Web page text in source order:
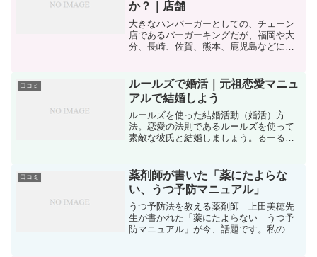
か？｜店舗
大きなハンバーガーとしての、チェーン
店であるバーガーキングだが、福岡や大
分、長崎、佐賀、熊本、鹿児島などにあ
ーガーキングの店舗一覧はこちら
口コミ
ルールズで婚活｜元祖恋愛マニュ
アルで結婚しよう
ルールズを使った結婚活動（婚活）方
法。恋愛の法則であるルールズを使って
素敵な彼氏と結婚しましょう。るーるず
口コミ
薬剤師が書いた「薬にたよらな
い、うつ予防マニュアル」
うつ予防法を教える薬剤師 上田美穂先
生が書かれた「薬にたよらない うつ予
防マニュアル」が今、話題です。私の知